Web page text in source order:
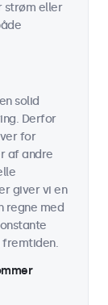
strøm eller
solid
Derfor
for
af andre
giver vi en
regne med
fremtiden.